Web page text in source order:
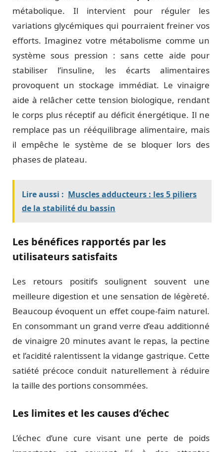
métabolique. Il intervient pour réguler les
variations glycémiques qui pourraient freiner vos
efforts. Imaginez votre métabolisme comme un
système sous pression : sans cette aide pour
stabiliser l’insuline, les écarts alimentaires
provoquent un stockage immédiat. Le vinaigre
aide à relâcher cette tension biologique, rendant
le corps plus réceptif au déficit énergétique. Il ne
remplace pas un rééquilibrage alimentaire, mais
il empêche le système de se bloquer lors des
phases de plateau.
Lire aussi : Muscles adducteurs : les 5 piliers
de la stabilité du bassin
Les bénéfices rapportés par les
utilisateurs satisfaits
Les retours positifs soulignent souvent une
meilleure digestion et une sensation de légèreté.
Beaucoup évoquent un effet coupe-faim naturel.
En consommant un grand verre d’eau additionné
de vinaigre 20 minutes avant le repas, la pectine
et l’acidité ralentissent la vidange gastrique. Cette
satiété précoce conduit naturellement à réduire
la taille des portions consommées.
Les limites et les causes d’échec
L’échec d’une cure visant une perte de poids